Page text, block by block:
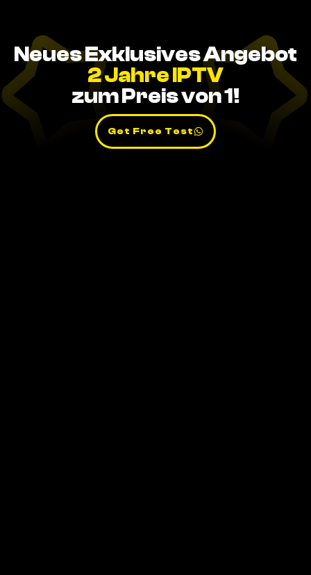
Neues Exklusives Angebot
2 Jahre IPTV
zum Preis von 1!
Get Free Test